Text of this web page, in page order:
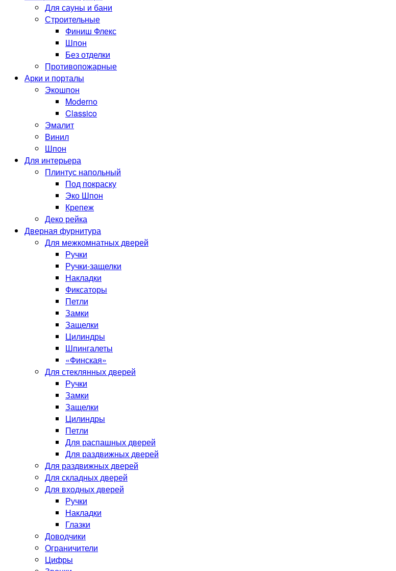
Для сауны и бани
Строительные
Финиш Флекс
Шпон
Без отделки
Противопожарные
Арки и порталы
Экошпон
Moderno
Classico
Эмалит
Винил
Шпон
Для интерьера
Плинтус напольный
Под покраску
Эко Шпон
Крепеж
Деко рейка
Дверная фурнитура
Для межкомнатных дверей
Ручки
Ручки-защелки
Накладки
Фиксаторы
Петли
Замки
Защелки
Цилиндры
Шпингалеты
«Финская»
Для стеклянных дверей
Ручки
Замки
Защелки
Цилиндры
Петли
Для распашных дверей
Для раздвижных дверей
Для раздвижных дверей
Для складных дверей
Для входных дверей
Ручки
Накладки
Глазки
Доводчики
Ограничители
Цифры